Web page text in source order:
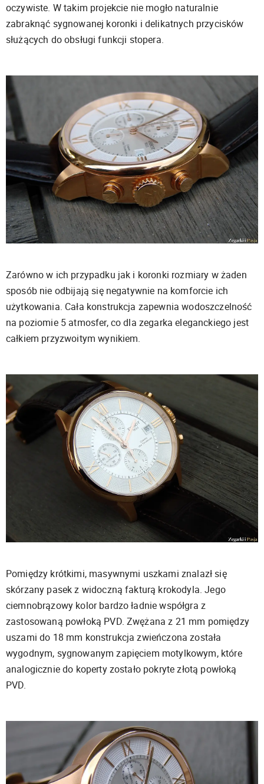
oczywiste. W takim projekcie nie mogło naturalnie
zabraknąć sygnowanej koronki i delikatnych przycisków
służących do obsługi funkcji stopera.
Zarówno w ich przypadku jak i koronki rozmiary w żaden
sposób nie odbijają się negatywnie na komforcie ich
użytkowania. Cała konstrukcja zapewnia wodoszczelność
na poziomie 5 atmosfer, co dla zegarka eleganckiego jest
całkiem przyzwoitym wynikiem.
Pomiędzy krótkimi, masywnymi uszkami znalazł się
skórzany pasek z widoczną fakturą krokodyla. Jego
ciemnobrązowy kolor bardzo ładnie współgra z
zastosowaną powłoką PVD. Zwężana z 21 mm pomiędzy
uszami do 18 mm konstrukcja zwieńczona została
wygodnym, sygnowanym zapięciem motylkowym, które
analogicznie do koperty zostało pokryte złotą powłoką
PVD.